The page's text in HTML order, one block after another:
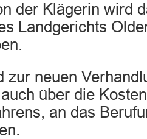
der Klägerin wird
Landgerichts
zur neuen
über die
an das